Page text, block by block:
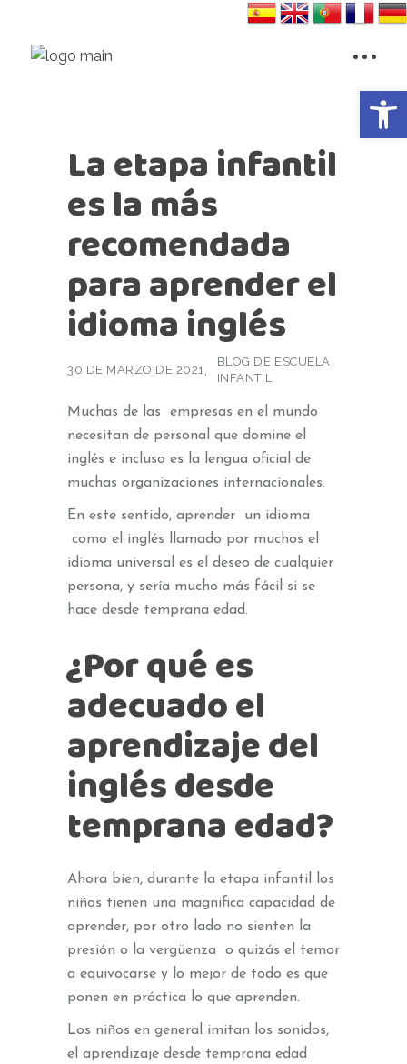
La etapa infantil
es la más
recomendada
para aprender el
idioma inglés
30 DE MARZO DE 2021
BLOG DE ESCUELA
INFANTIL
Muchas de las empresas en el mundo
necesitan de personal que domine el
inglés e incluso es la lengua oficial de
muchas organizaciones internacionales.
En este sentido, aprender un idioma
como el inglés llamado por muchos el
idioma universal es el deseo de cualquier
persona, y sería mucho más fácil si se
hace desde temprana edad.
¿Por qué es
adecuado el
aprendizaje del
inglés desde
temprana edad?
Ahora bien, durante la etapa infantil los
niños tienen una magnifica capacidad de
aprender, por otro lado no sienten la
presión o la vergüenza o quizás el temor
a equivocarse y lo mejor de todo es que
ponen en práctica lo que aprenden.
Los niños en general imitan los sonidos,
el aprendizaje desde temprana edad
Abrir